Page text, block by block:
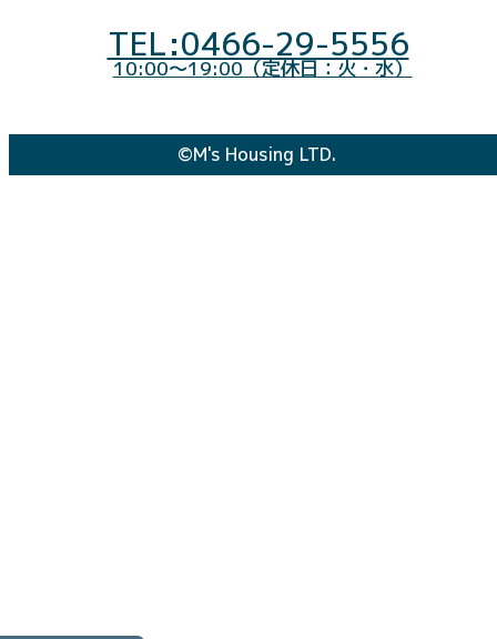
TEL:0466-29-5556
10:00～19:00（定休日：火・水）
©M's Housing LTD.